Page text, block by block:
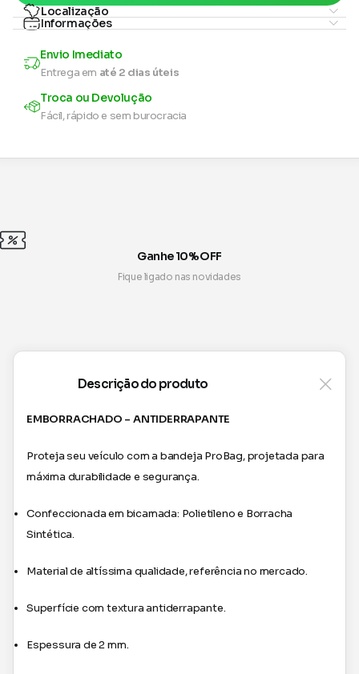
Localização
Informações
Envio Imediato
Entrega em até 2 dias úteis
Troca ou Devolução
Fácil, rápido e sem burocracia
Ganhe 10% OFF
Fique ligado nas novidades
Descrição do produto
EMBORRACHADO – ANTIDERRAPANTE
Proteja seu veículo com a bandeja ProBag, projetada para
máxima durabilidade e segurança.
Confeccionada em bicamada: Polietileno e Borracha
Sintética.
Material de altíssima qualidade, referência no mercado.
Superfície com textura antiderrapante.
Espessura de 2 mm.